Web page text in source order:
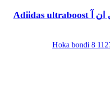
کتونی آدیداس الترابوست دی ان آ Adiidas ultraboost